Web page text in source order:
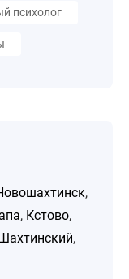
психолог
,
, Кстово,
,